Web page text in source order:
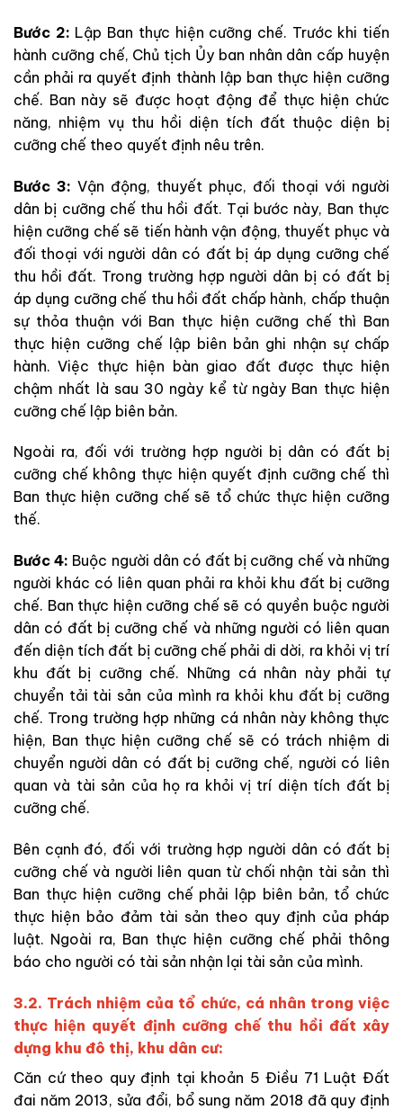
Bước 2: Lập Ban thực hiện cưỡng chế. Trước khi tiến
hành cưỡng chế, Chủ tịch Ủy ban nhân dân cấp huyện
cần phải ra quyết định thành lập ban thực hiện cưỡng
chế. Ban này sẽ được hoạt động để thực hiện chức
năng, nhiệm vụ thu hồi diện tích đất thuộc diện bị
cưỡng chế theo quyết định nêu trên.
Bước 3: Vận động, thuyết phục, đối thoại với người
dân bị cưỡng chế thu hồi đất. Tại bước này, Ban thực
hiện cưỡng chế sẽ tiến hành vận động, thuyết phục và
đối thoại với người dân có đất bị áp dụng cưỡng chế
thu hồi đất. Trong trường hợp người dân bị có đất bị
áp dụng cưỡng chế thu hồi đất chấp hành, chấp thuận
sự thỏa thuận với Ban thực hiện cưỡng chế thì Ban
thực hiện cưỡng chế lập biên bản ghi nhận sự chấp
hành. Việc thực hiện bàn giao đất được thực hiện
chậm nhất là sau 30 ngày kể từ ngày Ban thực hiện
cưỡng chế lập biên bản.
Ngoài ra, đối với trường hợp người bị dân có đất bị
cưỡng chế không thực hiện quyết định cưỡng chế thì
Ban thực hiện cưỡng chế sẽ tổ chức thực hiện cưỡng
thế.
Bước 4: Buộc người dân có đất bị cưỡng chế và những
người khác có liên quan phải ra khỏi khu đất bị cưỡng
chế. Ban thực hiện cưỡng chế sẽ có quyền buộc người
dân có đất bị cưỡng chế và những người có liên quan
đến diện tích đất bị cưỡng chế phải di dời, ra khỏi vị trí
khu đất bị cưỡng chế. Những cá nhân này phải tự
chuyển tải tài sản của mình ra khỏi khu đất bị cưỡng
chế. Trong trường hợp những cá nhân này không thực
hiện, Ban thực hiện cưỡng chế sẽ có trách nhiệm di
chuyển người dân có đất bị cưỡng chế, người có liên
quan và tài sản của họ ra khỏi vị trí diện tích đất bị
cưỡng chế.
Bên cạnh đó, đối với trường hợp người dân có đất bị
cưỡng chế và người liên quan từ chối nhận tài sản thì
Ban thực hiện cưỡng chế phải lập biên bản, tổ chức
thực hiện bảo đảm tài sản theo quy định của pháp
luật. Ngoài ra, Ban thực hiện cưỡng chế phải thông
báo cho người có tài sản nhận lại tài sản của mình.
3.2. Trách nhiệm của tổ chức, cá nhân trong việc
thực hiện quyết định cưỡng chế thu hồi đất xây
dựng khu đô thị, khu dân cư:
Căn cứ theo quy định tại khoản 5 Điều 71 Luật Đất
đai năm 2013, sửa đổi, bổ sung năm 2018 đã quy định